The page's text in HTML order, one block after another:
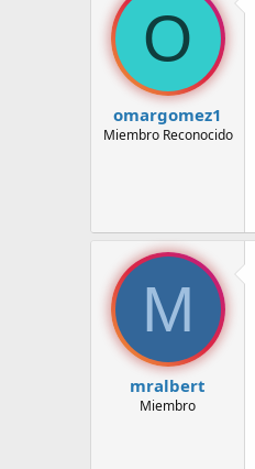
O
omargomez1
Miembro Reconocido
M
mralbert
Miembro